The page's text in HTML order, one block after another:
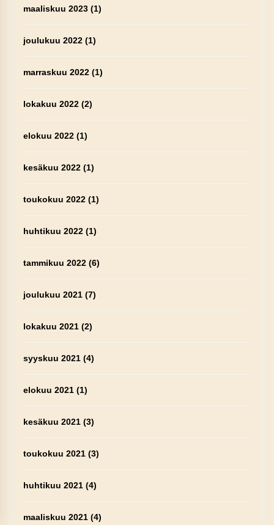
maaliskuu 2023(1)
joulukuu 2022(1)
marraskuu 2022(1)
lokakuu 2022(2)
elokuu 2022(1)
kesäkuu 2022(1)
toukokuu 2022(1)
huhtikuu 2022(1)
tammikuu 2022(6)
joulukuu 2021(7)
lokakuu 2021(2)
syyskuu 2021(4)
elokuu 2021(1)
kesäkuu 2021(3)
toukokuu 2021(3)
huhtikuu 2021(4)
maaliskuu 2021(4)